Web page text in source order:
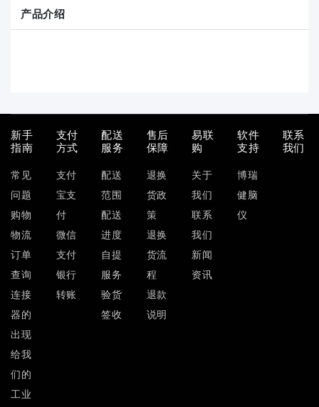
产品介绍
新手
指南
常见
问题
购物
物流
订单
查询
连接
器的
出现
给我
们的
工业
支付
方式
支付
宝支
付
微信
支付
银行
转账
配送
服务
配送
范围
配送
进度
自提
服务
验货
签收
售后
保障
退换
货政
策
退换
货流
程
退款
说明
易联
购
关于
我们
联系
我们
新闻
资讯
软件
支持
博瑞
健脑
仪
联系
我们